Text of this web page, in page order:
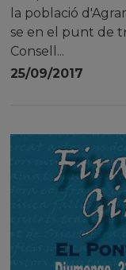
la població
se en el punt de
Consell...
25/09/2017